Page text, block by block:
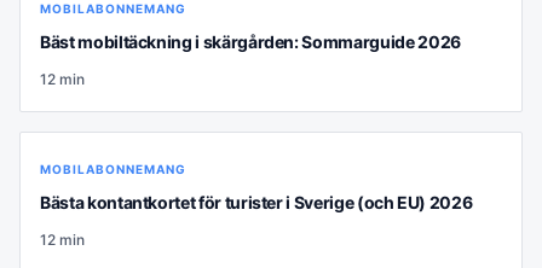
MOBILABONNEMANG
Bäst mobiltäckning i skärgården: Sommarguide 2026
12 min
MOBILABONNEMANG
Bästa kontantkortet för turister i Sverige (och EU) 2026
12 min